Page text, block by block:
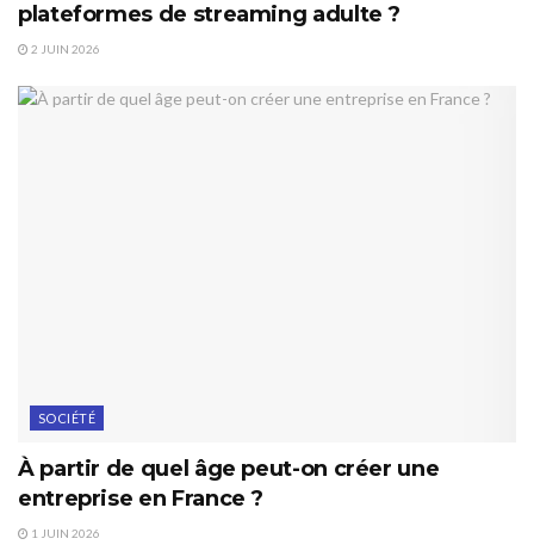
plateformes de streaming adulte ?
2 JUIN 2026
SOCIÉTÉ
À partir de quel âge peut-on créer une
entreprise en France ?
1 JUIN 2026